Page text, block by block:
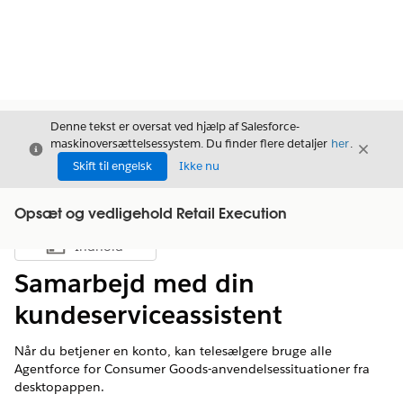
Luk
Denne tekst er oversat ved hjælp af Salesforce-
maskinoversættelsessystem. Du finder flere detaljer her.
Skift til engelsk
Ikke nu
Luk
Opsæt og vedligehold Retail Execution
Vis indholdsfortegnelse
Indhold
Samarbejd med din
kundeserviceassistent
Når du betjener en konto, kan telesælgere bruge alle
Agentforce for Consumer Goods-anvendelsessituationer fra
desktopappen.